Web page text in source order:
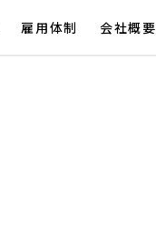
雇用体制 会社概要